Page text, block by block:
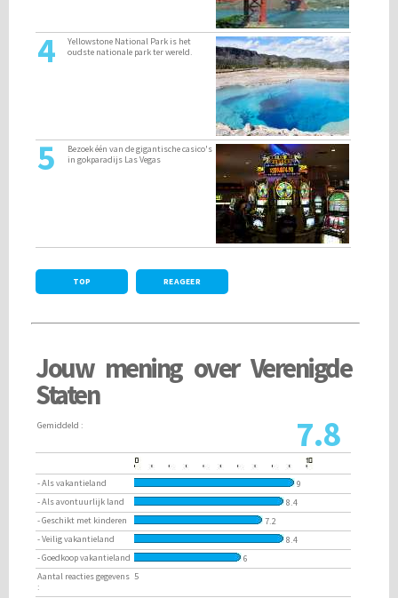
4
Yellowstone National Park is het
oudste nationale park ter wereld.
5
Bezoek één van de gigantische casico's
in gokparadijs Las Vegas
TOP REAGEER
Jouw mening over Verenigde
Staten
Gemiddeld : 7.8
- Als vakantieland
9
- Als avontuurlijk land
8.4
- Geschikt met kinderen
7.2
- Veilig vakantieland
8.4
- Goedkoop vakantieland
6
Aantal reacties gegevens
:
5